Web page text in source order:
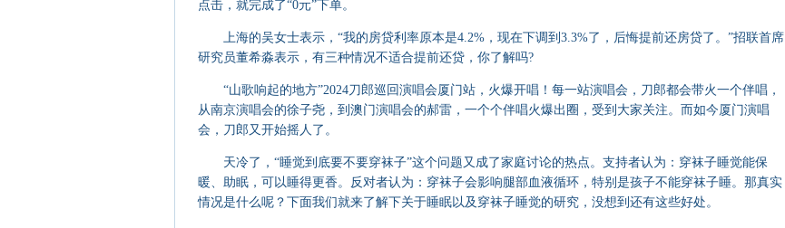
点击，就完成了“0元”下单。
上海的吴女士表示，“我的房贷利率原本是4.2%，现在下调到3.3%了，后悔提前还房贷了。”招联首席
研究员董希淼表示，有三种情况不适合提前还贷，你了解吗?
“山歌响起的地方”2024刀郎巡回演唱会厦门站，火爆开唱！每一站演唱会，刀郎都会带火一个伴唱，
从南京演唱会的徐子尧，到澳门演唱会的郝雷，一个个伴唱火爆出圈，受到大家关注。而如今厦门演唱
会，刀郎又开始摇人了。
天冷了，“睡觉到底要不要穿袜子”这个问题又成了家庭讨论的热点。支持者认为：穿袜子睡觉能保
暖、助眠，可以睡得更香。反对者认为：穿袜子会影响腿部血液循环，特别是孩子不能穿袜子睡。那真实
情况是什么呢？下面我们就来了解下关于睡眠以及穿袜子睡觉的研究，没想到还有这些好处。